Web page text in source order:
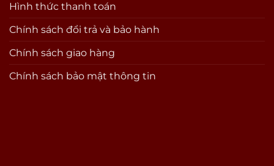
Hình thức thanh toán
Chính sách đổi trả và bảo hành
Chính sách giao hàng
Chính sách bảo mật thông tin